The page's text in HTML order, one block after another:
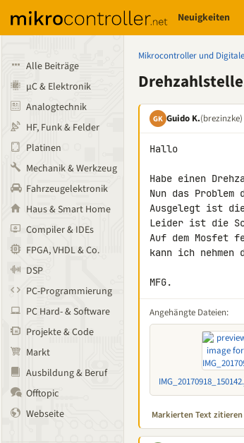
Neuigkeiten
Alle Beiträge
µC & Elektronik
Analogtechnik
HF, Funk & Felder
Platinen
Mechanik & Werkzeug
Fahrzeugelektronik
Haus & Smart Home
Compiler & IDEs
FPGA, VHDL & Co.
DSP
PC-Programmierung
PC Hard- & Software
Projekte & Code
Markt
Ausbildung & Beruf
Offtopic
Webseite
Mikrocontroller und
GK Guido K.(brezinzke)
Hallo
Habe einen
Nun das
Ausgelegt ist
Leider ist die
Auf dem Mosfet
kann ich
MFG.
Angehängte Dateien:
Markierten Text zitieren